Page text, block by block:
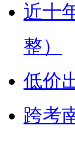
近十
整）
低价
跨考